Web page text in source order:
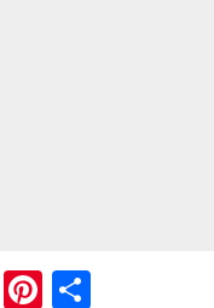
EmailPinterest